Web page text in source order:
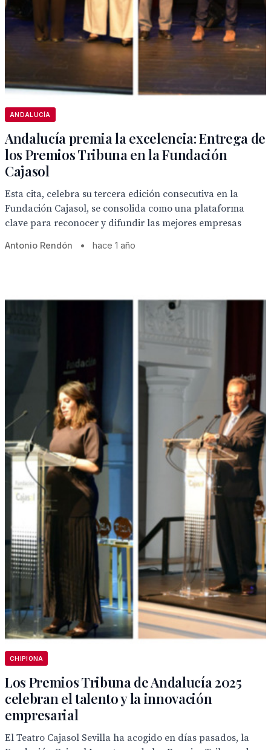
ANDALUCÍA
Andalucía premia la excelencia: Entrega de
los Premios Tribuna en la Fundación
Cajasol
Esta cita, celebra su tercera edición consecutiva en la
Fundación Cajasol, se consolida como una plataforma
clave para reconocer y difundir las mejores empresas
Antonio Rendón • hace 1 año
CHIPIONA
Los Premios Tribuna de Andalucía 2025
celebran el talento y la innovación
empresarial
El Teatro Cajasol Sevilla ha acogido en días pasados, la